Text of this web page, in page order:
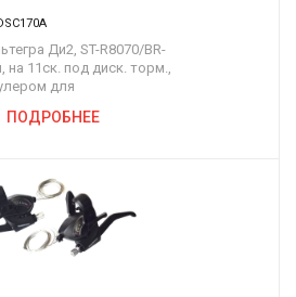
Ди2, ST-R8070/BR-
на 11ск. под диск. торм.,
для
ПОДРОБНЕЕ